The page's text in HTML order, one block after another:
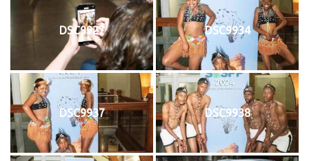
DSC9927 DSC9934
DSC9937 DSC9938